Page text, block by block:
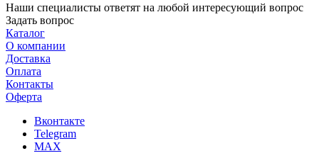
Наши специалисты ответят на любой интересующий вопрос
Задать вопрос
Каталог
О компании
Доставка
Оплата
Контакты
Оферта
Вконтакте
Telegram
MAX